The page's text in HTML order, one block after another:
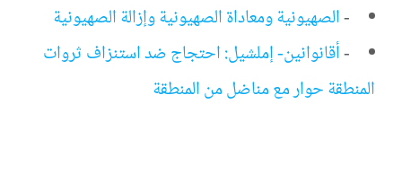
-الصهيونية ومعاداة الصهيونية وإزالة الصهيونية
-أقانوانين- إملشيل: احتجاج ضد استنزاف ثروات
المنطقة حوار مع مناضل من المنطقة